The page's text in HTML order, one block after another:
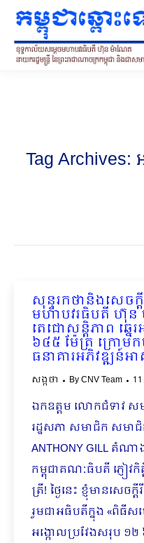
Tag Archives:
សុន្ទរកថានិងសេច
មហាបវរធិបតី ហ៊ុន
តេជោសន្តិភាព ឆ្ន
៦៤៥ ម៉ែត្រ ក្រោម
ធនាគារអភិវឌ្ឍន៍អ
សង្កថា ByCNV Team
ឯកឧត្តម លោកជំទាវ ស
រដ្ឋសភា សមាជិក សមា
ANTHONY GILL តំណ
កម្ពុជាគណៈធិបតី ភ្ញៀវ
ត្រី! ថ្ងៃនេះ ខ្ញុំមានសេ
រួមជាអធិបតីក្នុង «ពិធីសម្
អង្កោលប្រវែងសរុប ១២